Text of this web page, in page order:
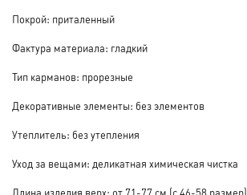
Покрой: приталенный
Фактура материала: гладкий
Тип карманов: прорезные
Декоративные элементы: без элементов
Утеплитель: без утепления
Уход за вещами: деликатная химическая чистка